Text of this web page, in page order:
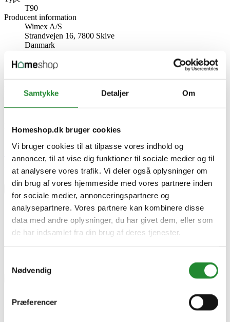
Samtykke Detaljer Om
Homeshop.dk bruger cookies
Vi bruger cookies til at tilpasse vores indhold og
annoncer, til at vise dig funktioner til sociale medier og til
at analysere vores trafik. Vi deler også oplysninger om
din brug af vores hjemmeside med vores partnere inden
for sociale medier, annonceringspartnere og
analysepartnere. Vores partnere kan kombinere disse
data med andre oplysninger, du har givet dem, eller som
de har indsamlet fra din brug af deres tjenester.
Nødvendig
Præferencer
T90
Producent information
Wimex A/S
Strandvejen 16, 7800 Skive
Danmark
Specifikke referencer
Lev. varenr.
360000644
EAN
EAN-13
5712508011703
Skriv produktanmeldelse
Ingen kundeanmeldelser for øjeblikket